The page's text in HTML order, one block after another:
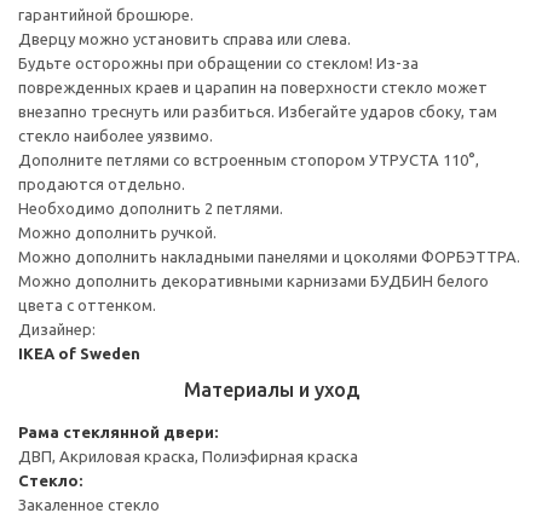
гарантийной брошюре.
Дверцу можно установить справа или слева.
Будьте осторожны при обращении со стеклом! Из-за
поврежденных краев и царапин на поверхности стекло может
внезапно треснуть или разбиться. Избегайте ударов сбоку, там
стекло наиболее уязвимо.
Дополните петлями со встроенным стопором УТРУСТА 110°,
продаются отдельно.
Необходимо дополнить 2 петлями.
Можно дополнить ручкой.
Можно дополнить накладными панелями и цоколями ФОРБЭТТРА.
Можно дополнить декоративными карнизами БУДБИН белого
цвета с оттенком.
Дизайнер:
IKEA of Sweden
Материалы и уход
Рама стеклянной двери:
ДВП, Акриловая краска, Полиэфирная краска
Стекло:
Закаленное стекло